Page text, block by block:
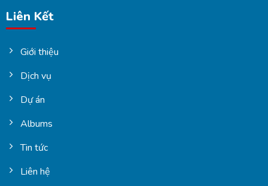
Liên Kết
Giới thiệu
Dịch vụ
Dự án
Albums
Tin tức
Liên hệ